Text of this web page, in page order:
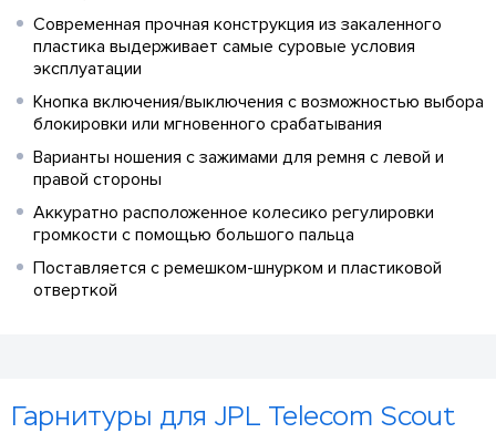
Современная прочная конструкция из закаленного
пластика выдерживает самые суровые условия
эксплуатации
Кнопка включения/выключения с возможностью выбора
блокировки или мгновенного срабатывания
Варианты ношения с зажимами для ремня с левой и
правой стороны
Аккуратно расположенное колесико регулировки
громкости с помощью большого пальца
Поставляется с ремешком-шнурком и пластиковой
отверткой
Гарнитуры для JPL Telecom Scout